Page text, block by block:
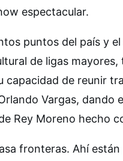
espectacular.
puntos del país y
de ligas
capacidad de reunir
Vargas,
Rey Moreno hecho
fronteras. Ahí